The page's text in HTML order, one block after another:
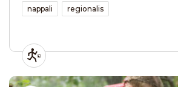
nappali regionalis